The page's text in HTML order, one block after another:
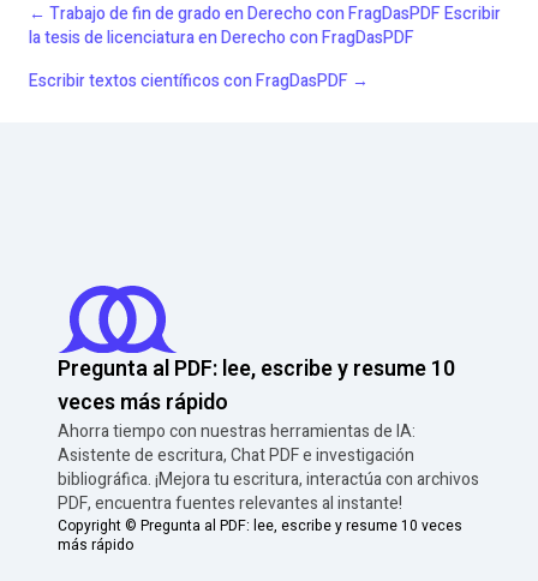
← Trabajo de fin de grado en Derecho con FragDasPDF Escribir
la tesis de licenciatura en Derecho con FragDasPDF
Escribir textos científicos con FragDasPDF →
Pregunta al PDF: lee, escribe y resume 10
veces más rápido
Ahorra tiempo con nuestras herramientas de IA:
Asistente de escritura, Chat PDF e investigación
bibliográfica. ¡Mejora tu escritura, interactúa con archivos
PDF, encuentra fuentes relevantes al instante!
Copyright © Pregunta al PDF: lee, escribe y resume 10 veces
más rápido